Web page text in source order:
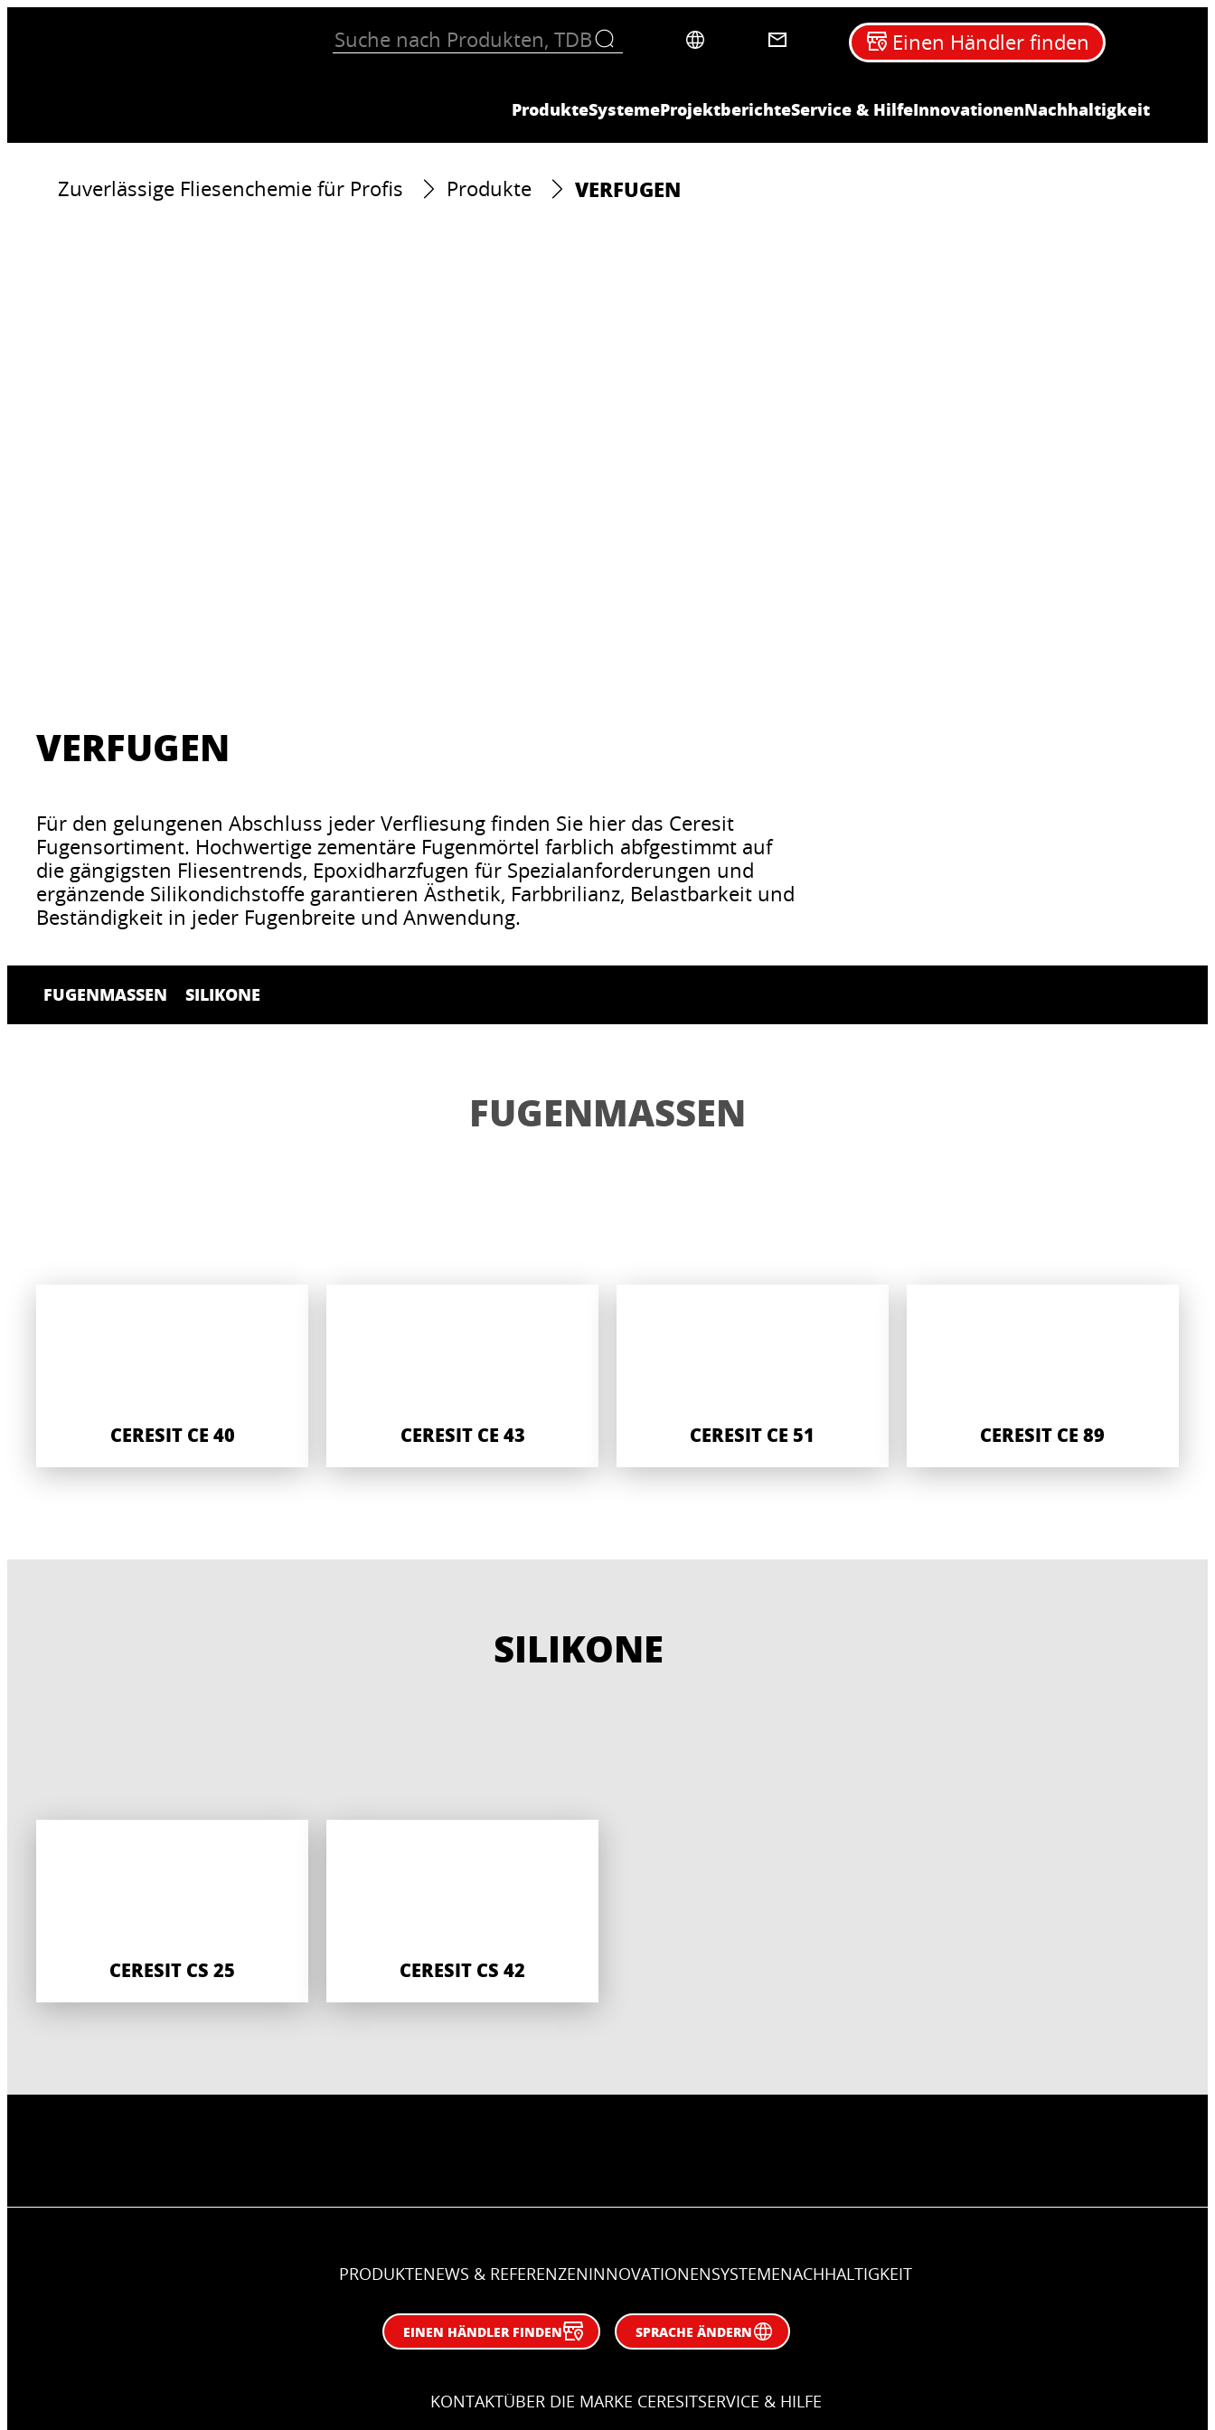
ProdukteSystemeProjektberichteService & HilfeInnovationenNachhaltigkeit
Einen Händler finden
Zuverlässige Fliesenchemie für Profis Produkte VERFUGEN
VERFUGEN
Für den gelungenen Abschluss jeder Verfliesung finden Sie hier das Ceresit
Fugensortiment. Hochwertige zementäre Fugenmörtel farblich abfgestimmt auf
die gängigsten Fliesentrends, Epoxidharzfugen für Spezialanforderungen und
ergänzende Silikondichstoffe garantieren Ästhetik, Farbbrilianz, Belastbarkeit und
Beständigkeit in jeder Fugenbreite und Anwendung.
FUGENMASSEN SILIKONE
FUGENMASSEN
CERESIT CE 40 CERESIT CE 43 CERESIT CE 51 CERESIT CE 89
SILIKONE
CERESIT CS 25 CERESIT CS 42
PRODUKTENEWS & REFERENZENINNOVATIONENSYSTEMENACHHALTIGKEIT
EINEN HÄNDLER FINDEN SPRACHE ÄNDERN
KONTAKTÜBER DIE MARKE CERESITSERVICE & HILFE